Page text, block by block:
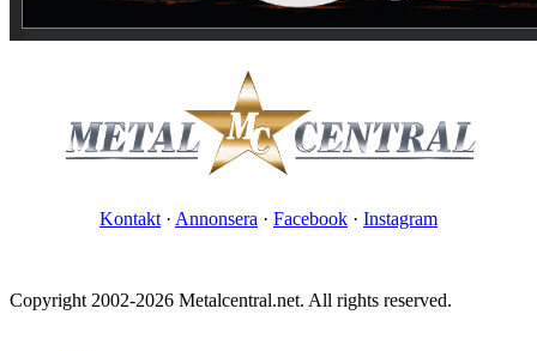
Kontakt · Annonsera · Facebook · Instagram
Copyright 2002-2026 Metalcentral.net. All rights reserved.